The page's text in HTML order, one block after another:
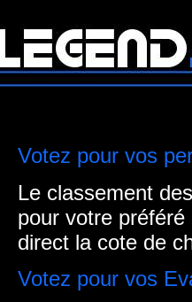
Votez pour vos
Le classement
pour votre
direct la cote de
Votez pour vos